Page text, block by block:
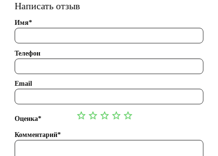
Написать отзыв
Имя*
Телефон
Email
Оценка*
Комментарий*